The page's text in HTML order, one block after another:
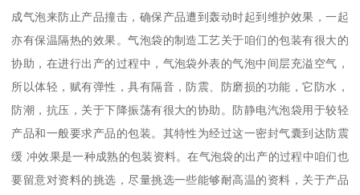
成气泡来防止产品撞击，确保产品遭到轰动时起到维护效果，一起
亦有保温隔热的效果。气泡袋的制造工艺关于咱们的包装有很大的
协助，在进行出产的过程中，气泡袋外表的气泡中间层充溢空气，
所以体轻，赋有弹性，具有隔音，防震、防磨损的功能，它防水，
防潮，抗压，关于下降振荡有很大的协助。防静电汽泡袋用于较轻
产品和一般要求产品的包装。其特性为经过这一密封气囊到达防震
缓 冲效果是一种成熟的包装资料。在气泡袋的出产的过程中咱们也
要留意对资料的挑选，尽量挑选一些能够耐高温的资料，关于产品